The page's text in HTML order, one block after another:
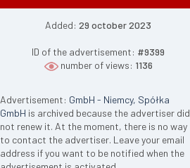
Added:29 october 2023
ID of the advertisement: #9399
number of views: 1136
Advertisement: GmbH - Niemcy, Spółka
GmbH is archived because the advertiser did
not renew it. At the moment, there is no way
to contact the advertiser. Leave your email
address if you want to be notified when the